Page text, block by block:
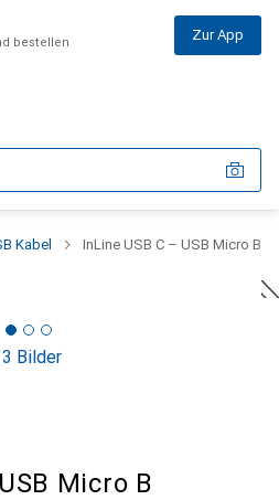
bestellen Zur App
Kabel InLine USB C – USB Micro B
3 Bilder
Micro B